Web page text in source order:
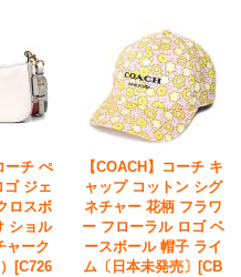
ーチ ぺ
ゴ ジェ
ロスボ
ショル
ャーク
[C726
【COACH】コーチ キ
ャップ コットン シグ
ネチャー 花柄 フラワ
ー フローラル ロゴ ベ
ースボール 帽子 ライ
ム〔日本未発売〕 [CB